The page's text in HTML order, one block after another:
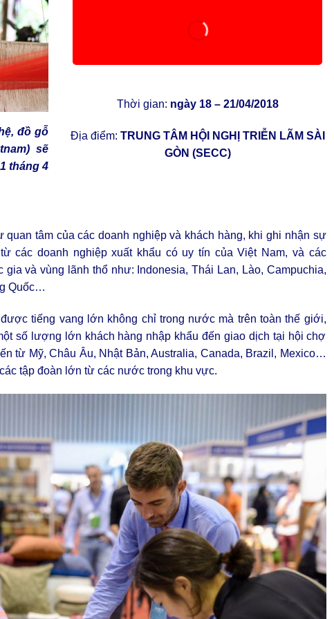
đồ gỗ
sẽ
tháng 4
Thời gian: ngày 18 – 21/04/2018
Địa điểm: TRUNG TÂM HỘI NGHỊ TRIỄN LÃM SÀI
GÒN (SECC)
quan tâm của các doanh nghiệp và khách hàng, khi ghi nhận sự
các doanh nghiệp xuất khẩu có uy tín của Việt Nam, và các
và vùng lãnh thổ như: Indonesia, Thái Lan, Lào, Campuchia,
Quốc…
tiếng vang lớn không chỉ trong nước mà trên toàn thế giới,
số lượng lớn khách hàng nhập khẩu đến giao dịch tại hội chợ
từ Mỹ, Châu Âu, Nhật Bản, Australia, Canada, Brazil, Mexico…
tập đoàn lớn từ các nước trong khu vực.